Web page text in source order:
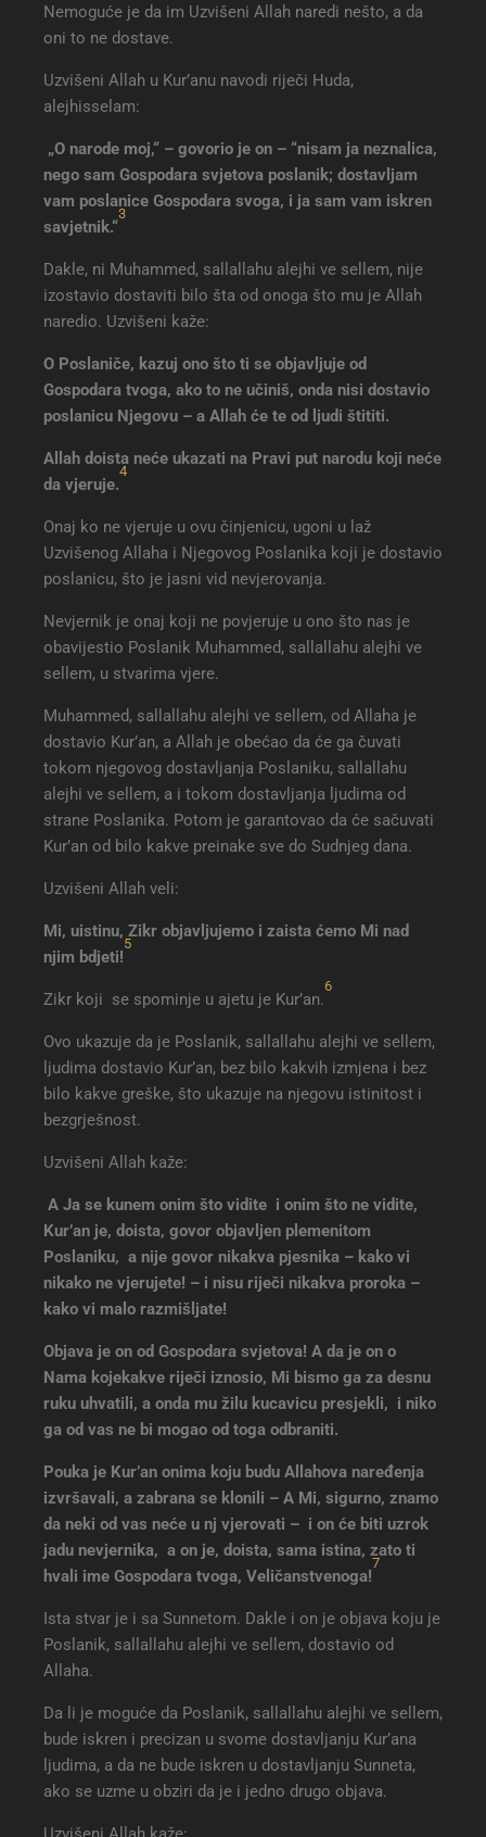
Nemoguće je da im Uzvišeni Allah naredi nešto, a da
oni to ne dostave.
Uzvišeni Allah u Kur’anu navodi riječi Huda,
alejhisselam:
„O narode moj,“ – govorio je on – “nisam ja neznalica,
nego sam Gospodara svjetova poslanik; dostavljam
vam poslanice Gospodara svoga, i ja sam vam iskren
savjetnik.“
3
Dakle, ni Muhammed, sallallahu alejhi ve sellem, nije
izostavio dostaviti bilo šta od onoga što mu je Allah
naredio. Uzvišeni kaže:
O Poslaniče, kazuj ono što ti se objavljuje od
Gospodara tvoga, ako to ne učiniš, onda nisi dostavio
poslanicu Njegovu – a Allah će te od ljudi štititi.
Allah doista neće ukazati na Pravi put narodu koji neće
da vjeruje.
4
Onaj ko ne vjeruje u ovu činjenicu, ugoni u laž
Uzvišenog Allaha i Njegovog Poslanika koji je dostavio
poslanicu, što je jasni vid nevjerovanja.
Nevjernik je onaj koji ne povjeruje u ono što nas je
obavijestio Poslanik Muhammed, sallallahu alejhi ve
sellem, u stvarima vjere.
Muhammed, sallallahu alejhi ve sellem, od Allaha je
dostavio Kur’an, a Allah je obećao da će ga čuvati
tokom njegovog dostavljanja Poslaniku, sallallahu
alejhi ve sellem, a i tokom dostavljanja ljudima od
strane Poslanika. Potom je garantovao da će sačuvati
Kur’an od bilo kakve preinake sve do Sudnjeg dana.
Uzvišeni Allah veli:
Mi, uistinu, Zikr objavljujemo i zaista ćemo Mi nad
njim bdjeti!
5
Zikr koji se spominje u ajetu je Kur’an.
6
Ovo ukazuje da je Poslanik, sallallahu alejhi ve sellem,
ljudima dostavio Kur’an, bez bilo kakvih izmjena i bez
bilo kakve greške, što ukazuje na njegovu istinitost i
bezgrješnost.
Uzvišeni Allah kaže:
A Ja se kunem onim što vidite i onim što ne vidite,
Kur’an je, doista, govor objavljen plemenitom
Poslaniku, a nije govor nikakva pjesnika – kako vi
nikako ne vjerujete! – i nisu riječi nikakva proroka –
kako vi malo razmišljate!
Objava je on od Gospodara svjetova! A da je on o
Nama kojekakve riječi iznosio, Mi bismo ga za desnu
ruku uhvatili, a onda mu žilu kucavicu presjekli, i niko
ga od vas ne bi mogao od toga odbraniti.
Pouka je Kur’an onima koju budu Allahova naređenja
izvršavali, a zabrana se klonili – A Mi, sigurno, znamo
da neki od vas neće u nj vjerovati – i on će biti uzrok
jadu nevjernika, a on je, doista, sama istina, zato ti
hvali ime Gospodara tvoga, Veličanstvenoga!
7
Ista stvar je i sa Sunnetom. Dakle i on je objava koju je
Poslanik, sallallahu alejhi ve sellem, dostavio od
Allaha.
Da li je moguće da Poslanik, sallallahu alejhi ve sellem,
bude iskren i precizan u svome dostavljanju Kur’ana
ljudima, a da ne bude iskren u dostavljanju Sunneta,
ako se uzme u obziri da je i jedno drugo objava.